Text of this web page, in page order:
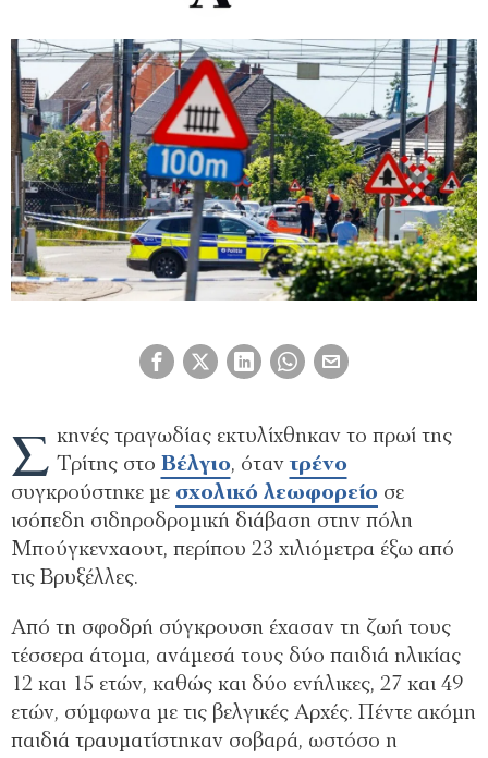
Σ κηνές τραγωδίας εκτυλίχθηκαν το πρωί της
Τρίτης στο Βέλγιο, όταντρένο
συγκρούστηκε με σχολικό λεωφορείο σε
ισόπεδη σιδηροδρομική διάβαση στην πόλη
Μπούγκενχαουτ, περίπου 23 χιλιόμετρα έξω από
τις Βρυξέλλες.
Από τη σφοδρή σύγκρουση έχασαν τη ζωή τους
τέσσερα άτομα, ανάμεσά τους δύο παιδιά ηλικίας
12 και 15 ετών, καθώς και δύο ενήλικες, 27 και 49
ετών, σύμφωνα με τις βελγικές Αρχές. Πέντε ακόμη
παιδιά τραυματίστηκαν σοβαρά, ωστόσο η